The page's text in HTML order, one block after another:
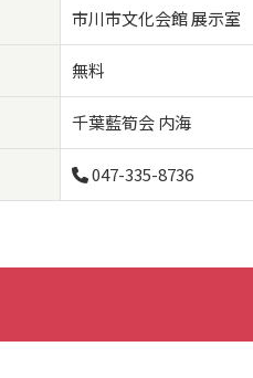
市川市文化会館 展示室
無料
千葉藍筍会 内海
047-335-8736